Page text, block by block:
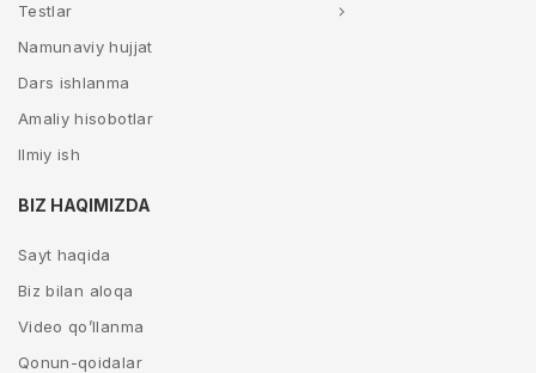
Testlar
Namunaviy hujjat
Dars ishlanma
Amaliy hisobotlar
Ilmiy ish
BIZ HAQIMIZDA
Sayt haqida
Biz bilan aloqa
Video qo’llanma
Qonun-qoidalar